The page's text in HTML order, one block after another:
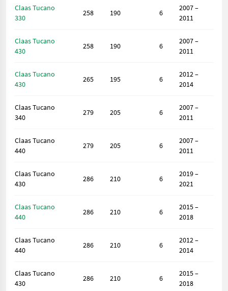
Claas Tucano
330
258 190 6
2007 –
2011
Claas Tucano
430
258 190 6
2007 –
2011
Claas Tucano
430
265 195 6
2012 –
2014
Claas Tucano
340
279 205 6
2007 –
2011
Claas Tucano
440
279 205 6
2007 –
2011
Claas Tucano
430
286 210 6
2019 –
2021
Claas Tucano
440
286 210 6
2015 –
2018
Claas Tucano
440
286 210 6
2012 –
2014
Claas Tucano
430
286 210 6
2015 –
2018